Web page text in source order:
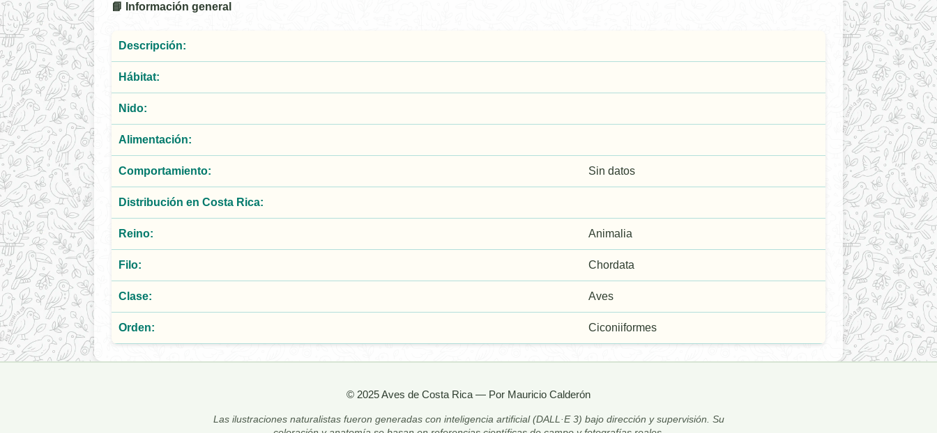
📘 Información general
Descripción:
Hábitat:
Nido:
Alimentación:
Comportamiento: Sin datos
Distribución en Costa Rica:
Reino: Animalia
Filo: Chordata
Clase: Aves
Orden: Ciconiiformes
© 2025 Aves de Costa Rica — Por Mauricio Calderón
Las ilustraciones naturalistas fueron generadas con inteligencia artificial (DALL·E 3) bajo dirección y supervisión. Su